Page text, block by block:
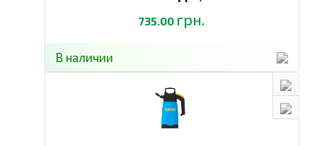
735.00 грн.
В наличии